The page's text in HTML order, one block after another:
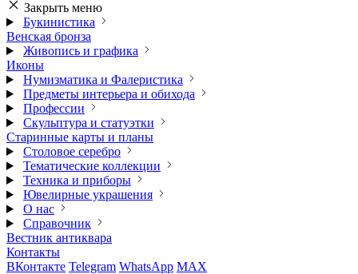
Закрыть меню
Букинистика
Венская бронза
Живопись и графика
Иконы
Нумизматика и Фалеристика
Предметы интерьера и обихода
Профессии
Скульптура и статуэтки
Старинные карты и планы
Столовое серебро
Тематические коллекции
Техника и приборы
Ювелирные украшения
О нас
Справочник
Вестник антиквара
Контакты
ВКонтакте Telegram WhatsApp MAX